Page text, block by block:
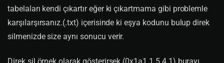
tabelaları kendi çıkartır eğer ki çıkartmama gibi problemle
karşılarşırsanız.(.txt) içerisinde ki eşya kodunu bulup direk
silmenizde size aynı sonucu verir.